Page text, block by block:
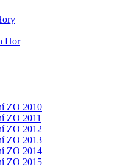
Hor
ZO 2010
ZO 2011
ZO 2012
ZO 2013
ZO 2014
ZO 2015